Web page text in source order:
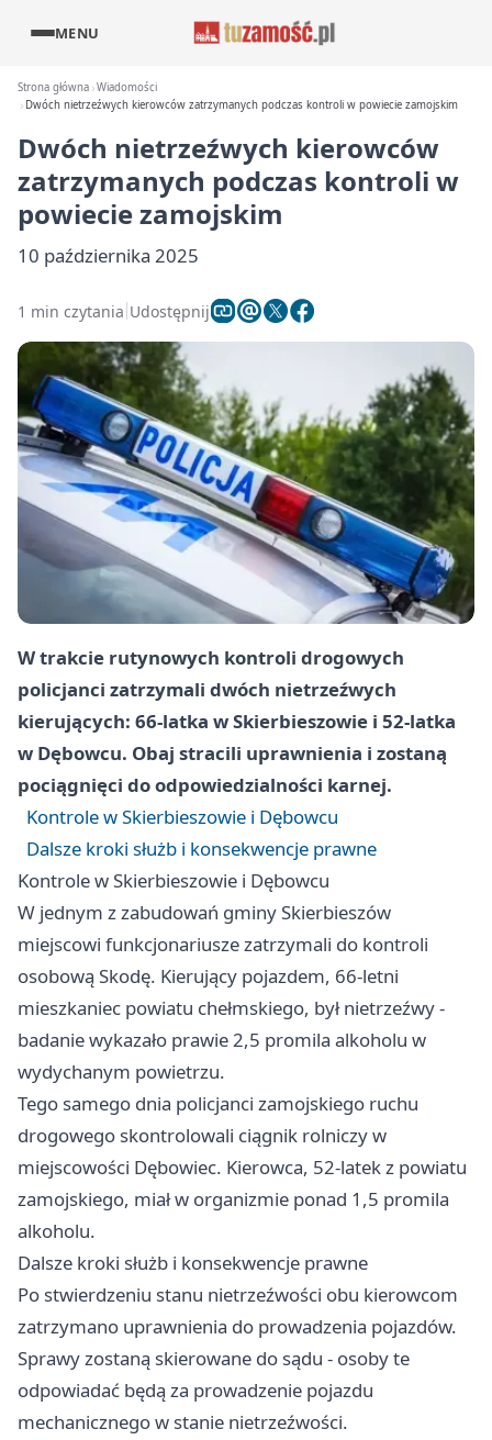
MENU
Strona główna Wiadomości
Dwóch nietrzeźwych kierowców zatrzymanych podczas kontroli w powiecie zamojskim
Dwóch nietrzeźwych kierowców
zatrzymanych podczas kontroli w
powiecie zamojskim
10 października 2025
1 min czytania Udostępnij
W trakcie rutynowych kontroli drogowych
policjanci zatrzymali dwóch nietrzeźwych
kierujących: 66-latka w Skierbieszowie i 52-latka
w Dębowcu. Obaj stracili uprawnienia i zostaną
pociągnięci do odpowiedzialności karnej.
Kontrole w Skierbieszowie i Dębowcu
Dalsze kroki służb i konsekwencje prawne
Kontrole w Skierbieszowie i Dębowcu
W jednym z zabudowań gminy Skierbieszów
miejscowi funkcjonariusze zatrzymali do kontroli
osobową Skodę. Kierujący pojazdem, 66-letni
mieszkaniec powiatu chełmskiego, był nietrzeźwy -
badanie wykazało prawie 2,5 promila alkoholu w
wydychanym powietrzu.
Tego samego dnia policjanci zamojskiego ruchu
drogowego skontrolowali ciągnik rolniczy w
miejscowości Dębowiec. Kierowca, 52-latek z powiatu
zamojskiego, miał w organizmie ponad 1,5 promila
alkoholu.
Dalsze kroki służb i konsekwencje prawne
Po stwierdzeniu stanu nietrzeźwości obu kierowcom
zatrzymano uprawnienia do prowadzenia pojazdów.
Sprawy zostaną skierowane do sądu - osoby te
odpowiadać będą za prowadzenie pojazdu
mechanicznego w stanie nietrzeźwości.